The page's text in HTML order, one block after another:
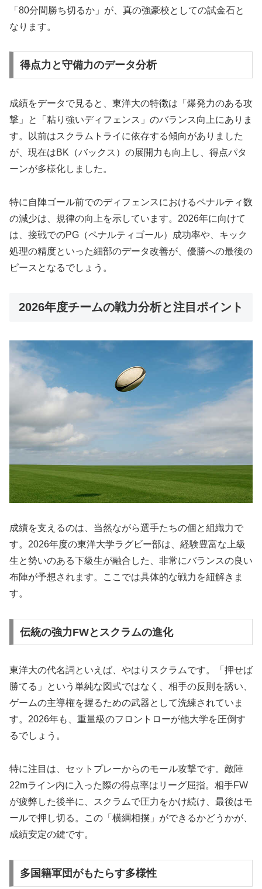
「80分間勝ち切るか」が、真の強豪校としての試金石と
なります。
得点力と守備力のデータ分析
成績をデータで見ると、東洋大の特徴は「爆発力のある攻
撃」と「粘り強いディフェンス」のバランス向上にありま
す。以前はスクラムトライに依存する傾向がありました
が、現在はBK（バックス）の展開力も向上し、得点パタ
ーンが多様化しました。
特に自陣ゴール前でのディフェンスにおけるペナルティ数
の減少は、規律の向上を示しています。2026年に向けて
は、接戦でのPG（ペナルティゴール）成功率や、キック
処理の精度といった細部のデータ改善が、優勝への最後の
ピースとなるでしょう。
2026年度チームの戦力分析と注目ポイント
成績を支えるのは、当然ながら選手たちの個と組織力で
す。2026年度の東洋大学ラグビー部は、経験豊富な上級
生と勢いのある下級生が融合した、非常にバランスの良い
布陣が予想されます。ここでは具体的な戦力を紐解きま
す。
伝統の強力FWとスクラムの進化
東洋大の代名詞といえば、やはりスクラムです。「押せば
勝てる」という単純な図式ではなく、相手の反則を誘い、
ゲームの主導権を握るための武器として洗練されていま
す。2026年も、重量級のフロントローが他大学を圧倒す
るでしょう。
特に注目は、セットプレーからのモール攻撃です。敵陣
22mライン内に入った際の得点率はリーグ屈指。相手FW
が疲弊した後半に、スクラムで圧力をかけ続け、最後はモ
ールで押し切る。この「横綱相撲」ができるかどうかが、
成績安定の鍵です。
多国籍軍団がもたらす多様性